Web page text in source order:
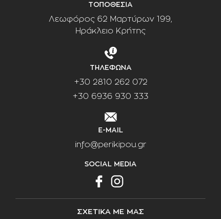
ΤΟΠΟΘΕΣΙΑ
Λεωφόρος 62 Μαρτύρων 199,
Ηράκλειο Κρήτης
ΤΗΛΕΦΩΝΑ
+30 2810 262 072
+30 6936 930 333
E-MAIL
info@perikipou.gr
SOCIAL MEDIA
ΣΧΕΤΙΚΑ ΜΕ ΜΑΣ